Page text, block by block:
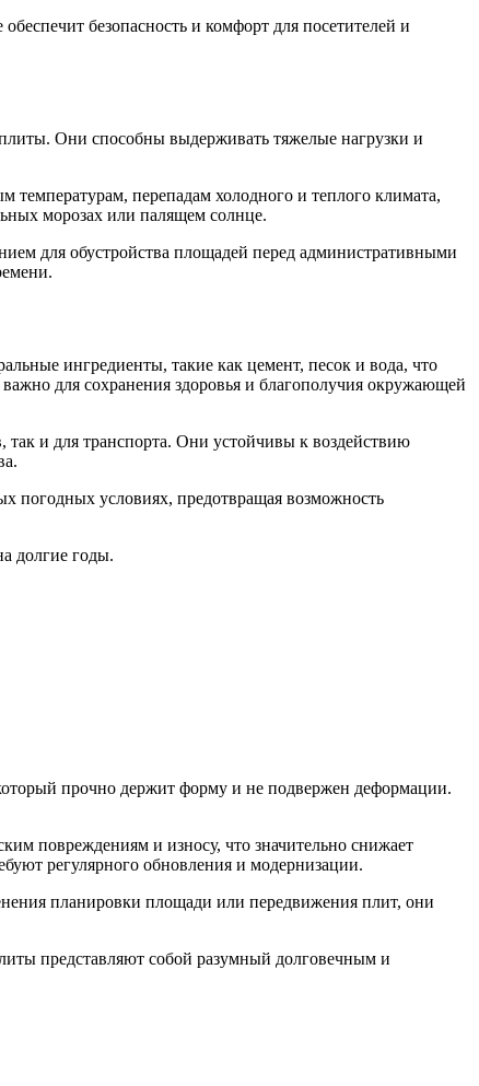
безопасность и комфорт для посетителей и
Они способны выдерживать тяжелые нагрузки и
перепадам холодного и теплого климата,
морозах или палящем солнце.
для обустройства площадей перед административными
ингредиенты, такие как цемент, песок и вода, что
для сохранения здоровья и благополучия окружающей
так и для транспорта. Они устойчивы к воздействию
погодных условиях, предотвращая возможность
долгие годы.
прочно держит форму и не подвержен деформации.
повреждениям и износу, что значительно снижает
регулярного обновления и модернизации.
планировки площади или передвижения плит, они
представляют собой разумный долговечным и